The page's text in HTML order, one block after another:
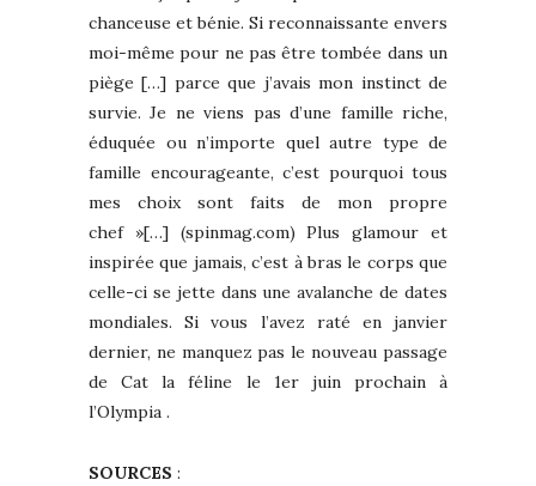
chanceuse et bénie. Si reconnaissante envers
moi-même pour ne pas être tombée dans un
piège […] parce que j’avais mon instinct de
survie. Je ne viens pas d’une famille riche,
éduquée ou n’importe quel autre type de
famille encourageante, c’est pourquoi tous
mes choix sont faits de mon propre
chef »[…] (spinmag.com) Plus glamour et
inspirée que jamais, c’est à bras le corps que
celle-ci se jette dans une avalanche de dates
mondiales. Si vous l’avez raté en janvier
dernier, ne manquez pas le nouveau passage
de Cat la féline le 1er juin prochain à
l’Olympia .
SOURCES :